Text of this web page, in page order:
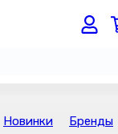
Новинки Бренды